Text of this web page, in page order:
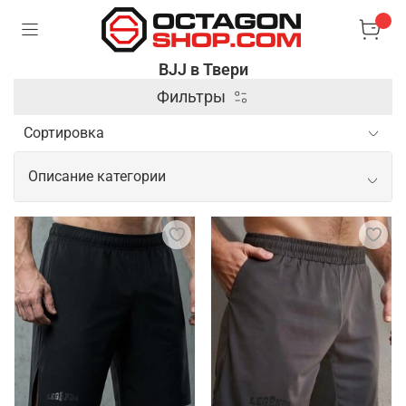
BJJ в Твери
Фильтры
Описание категории
Профессиональные товары для BJJ
Для занятий бразильским джиу-джитсу важна
специализированная экипировка, которая
обеспечивает комфорт и безопасность во время
тренировок и соревнований. Основным элементом
является кимоно, выполненное из прочного
материала, способного выдерживать интенсивные
захваты и рывки. Также популярны рашгарды и